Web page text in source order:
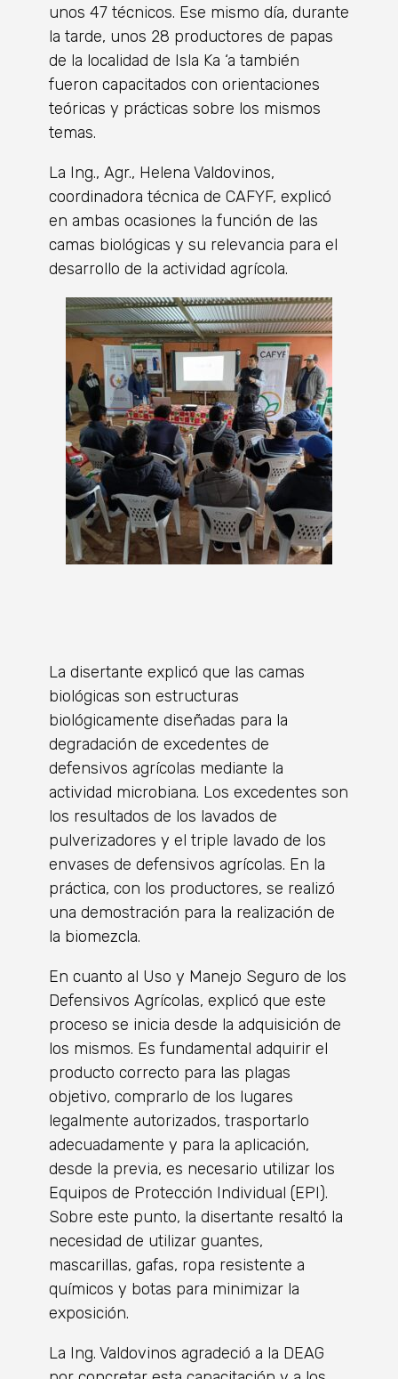
unos 47 técnicos. Ese mismo día, durante
la tarde, unos 28 productores de papas
de la localidad de Isla Ka ‘a también
fueron capacitados con orientaciones
teóricas y prácticas sobre los mismos
temas.
La Ing., Agr., Helena Valdovinos,
coordinadora técnica de CAFYF, explicó
en ambas ocasiones la función de las
camas biológicas y su relevancia para el
desarrollo de la actividad agrícola.
La disertante explicó que las camas
biológicas son estructuras
biológicamente diseñadas para la
degradación de excedentes de
defensivos agrícolas mediante la
actividad microbiana. Los excedentes son
los resultados de los lavados de
pulverizadores y el triple lavado de los
envases de defensivos agrícolas. En la
práctica, con los productores, se realizó
una demostración para la realización de
la biomezcla.
En cuanto al Uso y Manejo Seguro de los
Defensivos Agrícolas, explicó que este
proceso se inicia desde la adquisición de
los mismos. Es fundamental adquirir el
producto correcto para las plagas
objetivo, comprarlo de los lugares
legalmente autorizados, trasportarlo
adecuadamente y para la aplicación,
desde la previa, es necesario utilizar los
Equipos de Protección Individual (EPI).
Sobre este punto, la disertante resaltó la
necesidad de utilizar guantes,
mascarillas, gafas, ropa resistente a
químicos y botas para minimizar la
exposición.
La Ing. Valdovinos agradeció a la DEAG